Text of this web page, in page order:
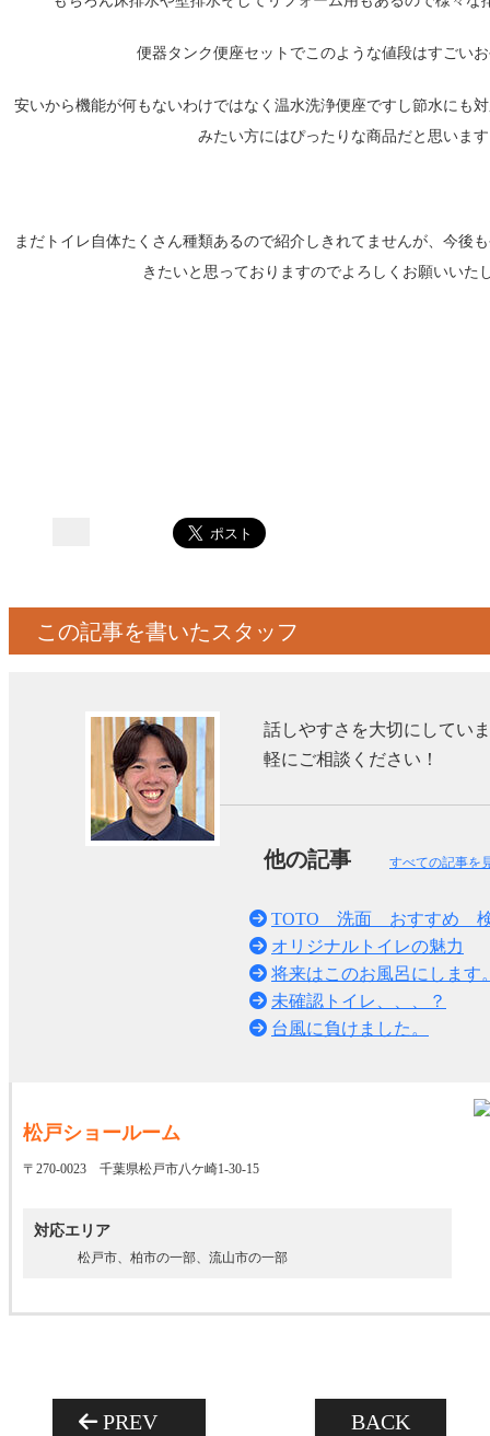
便器タンク便座セットでこのような値段はすごい
安いから機能が何もないわけではなく温水洗浄便座ですし節水にも
みたい方にはぴったりな商品だと思いま
まだトイレ自体たくさん種類あるので紹介しきれてませんが、今後
きたいと思っておりますのでよろしくお願いいた
この記事を書いたスタッフ
話しやすさを大切にしてい
軽にご相談ください！
他の記事 すべての記事を
TOTO 洗面 おすすめ
オリジナルトイレの魅力
将来はこのお風呂にします
未確認トイレ、、、？
台風に負けました。
松戸ショールーム
〒270-0023 千葉県松戸市八ケ崎1-30-15
対応エリア
松戸市、柏市の一部、流山市の一部
PREV BACK